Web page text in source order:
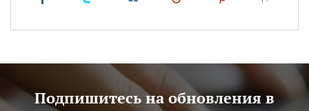
Подпишитесь на обновления в